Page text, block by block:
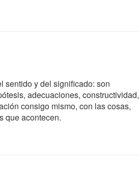
sentido y del significado: son
adecuaciones, constructividad,
consigo mismo, con las cosas,
que acontecen.